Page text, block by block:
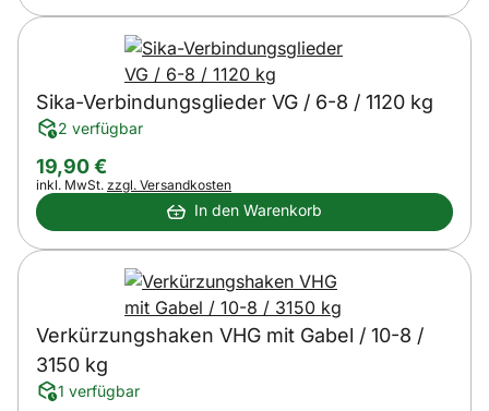
Sika-Verbindungsglieder VG / 6-8 / 1120 kg
2 verfügbar
19,90€
Steuerhinweis:
inkl. MwSt. zzgl. Versandkosten
In den Warenkorb
Verkürzungshaken VHG mit Gabel / 10-8 /
3150 kg
1 verfügbar